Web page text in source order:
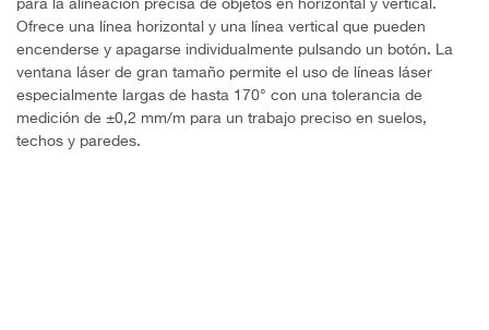
para la alineación precisa de objetos en horizontal y vertical.
Ofrece una línea horizontal y una línea vertical que pueden
encenderse y apagarse individualmente pulsando un botón. La
ventana láser de gran tamaño permite el uso de líneas láser
especialmente largas de hasta 170° con una tolerancia de
medición de ±0,2 mm/m para un trabajo preciso en suelos,
techos y paredes.